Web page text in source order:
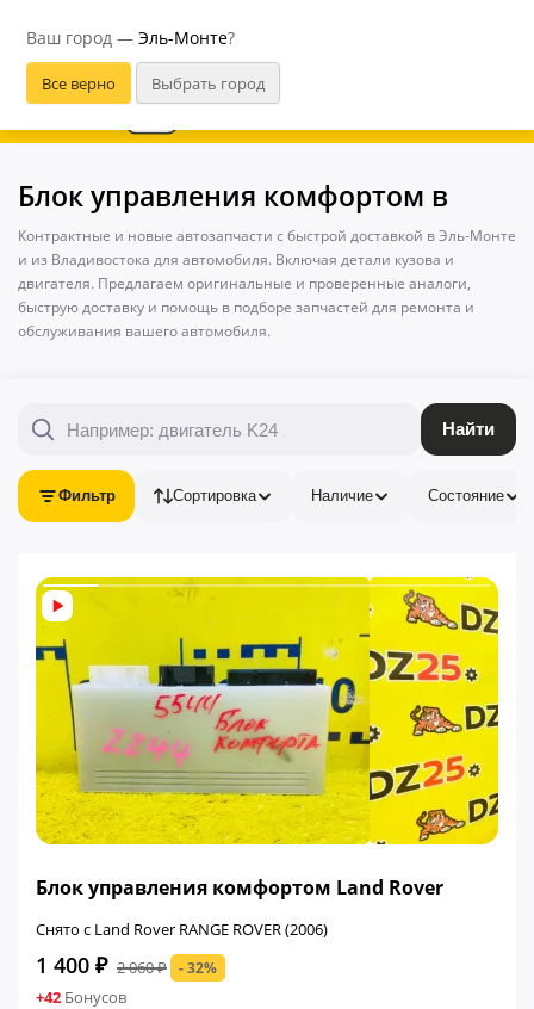
Ваш город — Эль-Монте?
В приложении удобнее
Блок управления комфортом в
Контрактные и новые автозапчасти с быстрой доставкой в Эль-Монте
и из Владивостока для автомобиля. Включая детали кузова и
двигателя. Предлагаем оригинальные и проверенные аналоги,
быструю доставку и помощь в подборе запчастей для ремонта и
обслуживания вашего автомобиля.
Найти
Фильтр Сортировка Наличие Состояние
Блок управления комфортом Land Rover
Снято с Land Rover RANGE ROVER (2006)
1 400 ₽ 2 060 ₽ - 32%
+42 Бонусов